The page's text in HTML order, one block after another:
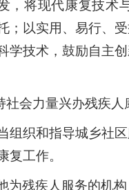
，将现代康复技术
；以实用、易行、
学技术，鼓励自主
会力量兴办残疾人
织和指导城乡社
复工作。
残疾人服务的机